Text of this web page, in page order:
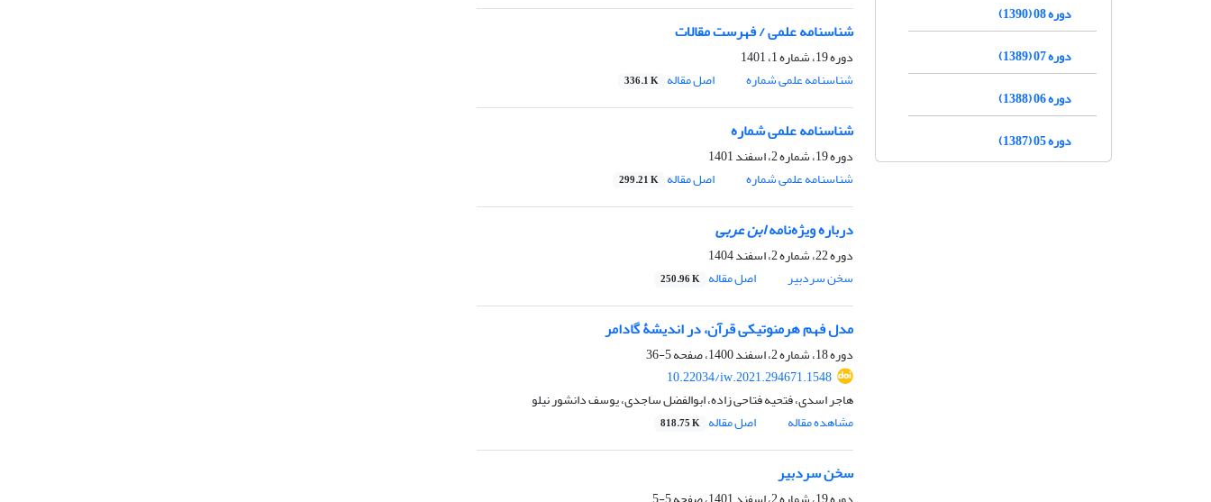
شناسنامه علمی / فهرست مقالات
دوره 19، شماره 1، 1401
شناسنامه علمی شماره
اصل مقاله 336.1 K
شناسنامه علمی شماره
دوره 19، شماره 2، اسفند 1401
شناسنامه علمی شماره
اصل مقاله 299.21 K
درباره ویژه‌نامهابن عربی
دوره 22، شماره 2، اسفند 1404
سخن سردبیر
اصل مقاله 250.96 K
مدل فهم هرمنوتیکی قرآن، در اندیشۀ گادامر
دوره 18، شماره 2، اسفند 1400، صفحه
5-36
10.22034/iw.2021.294671.1548
هاجر اسدی، فتحیه فتاحی زاده، ابوالفضل ساجدی، یوسف دانشور نیلو
مشاهده مقاله
اصل مقاله 818.75 K
سخن سردبیر
دوره 08 (1390)
دوره 07 (1389)
دوره 06 (1388)
دوره 05 (1387)